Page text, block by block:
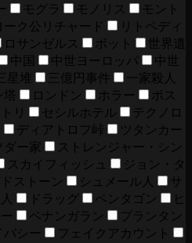
モグラ モノリス
モント
ーク公リチャード
リトペディ
ロサンゼルス ボット
世界遺
中国 中世ヨーロッパ
中世
星堆 三億円事件
一家殺人
塔 ロンドン ホラー
ボス
リ セシルホテル
テクノロ
ディアトロフ峠
ツタンカー
ダー家
ストレンジャー・シン
スカイフィッシュ
ジョン・タ
ストーン シュメール人
サ
ドラッグ ペンタゴン
ヒ
ペナンガラン
プランタン
バシー
フェイクアカウント